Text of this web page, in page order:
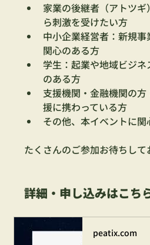
家業の後継者（アトツ
ら刺激を受けたい方
中小企業経営者：新規
関心のある方
学生：起業や地域ビジ
のある方
支援機関・金融機関の
援に携わっている方
その他、本イベントに
たくさんのご参加お待ちして
詳細・申し込みはこち
peatix.com